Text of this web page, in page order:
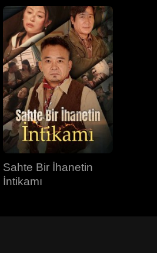
Sahte Bir İhanetin
İntikamı